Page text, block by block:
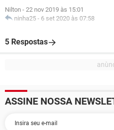
Nilton - 22 nov 2019 às 15:01
ninha25 - 6 set 2020 às 07:58
5 Respostas
ASSINE NOSSA